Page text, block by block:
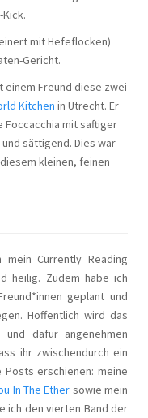
mit Hefeflocken)
Gericht.
einem Freund diese zwei
Kitchen in Utrecht. Er
Foccacchia mit saftiger
sättigend. Dies war
kleinen, feinen
Currently Reading
heilig. Zudem habe ich
geplant und
Hoffentlich wird das
dafür angenehmen
ihr zwischendurch ein
erschienen: meine
In The Ether sowie mein
ich den vierten Band der